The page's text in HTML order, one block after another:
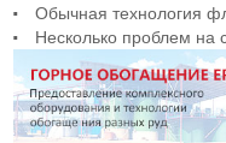
Обычная технология
Несколько проблем на